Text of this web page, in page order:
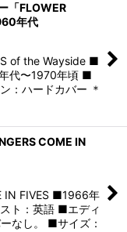
「FLOWER
年代
of the Wayside ■
代〜1970年頃 ■
：ハードカバー ＊
COME IN
IN FIVES ■1966年
ト：英語 ■エディ
なし。 ■サイズ：